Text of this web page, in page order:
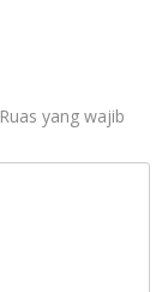
Ruas yang wajib